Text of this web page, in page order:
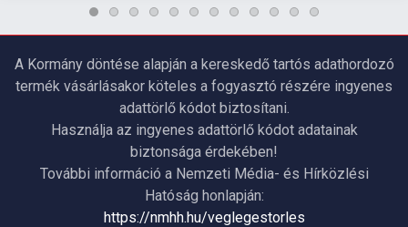
A Kormány döntése alapján a kereskedő tartós adathordozó
termék vásárlásakor köteles a fogyasztó részére ingyenes
adattörlő kódot biztosítani.
Használja az ingyenes adattörlő kódot adatainak
biztonsága érdekében!
További információ a Nemzeti Média- és Hírközlési
Hatóság honlapján:
https://nmhh.hu/veglegestorles